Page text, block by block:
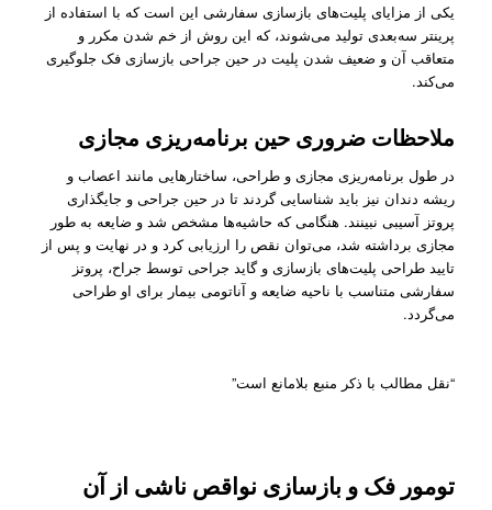
یکی از مزایای پلیت‌های بازسازی سفارشی این است که با استفاده از
پرینتر سه‌بعدی تولید می‌شوند، که این روش از خم شدن مکرر و
متعاقب آن و ضعیف شدن پلیت در حین جراحی بازسازی فک جلوگیری
می‌کند.
ملاحظات ضروری حین برنامه‌ریزی مجازی
در طول برنامه‌ریزی مجازی و طراحی، ساختارهایی مانند اعصاب و
ریشه دندان نیز باید شناسایی ‌گردند تا در حین جراحی و جایگذاری
پروتز آسیبی نبینند. هنگامی که حاشیه‌ها مشخص شد و ضایعه به طور
مجازی برداشته شد، می‌توان نقص را ارزیابی کرد و در نهایت و پس از
تایید طراحی پلیت‌های بازسازی و گاید جراحی توسط جراح، پروتز
سفارشی متناسب با ناحیه ضایعه و آناتومی بیمار برای او طراحی
می‌گردد.
“نقل مطالب با ذکر منبع بلامانع است”
تومور فک و بازسازی نواقص ناشی از آن